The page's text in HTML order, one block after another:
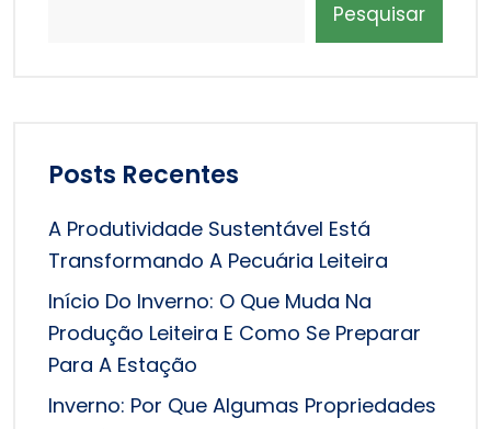
Pesquisar
Posts Recentes
A Produtividade Sustentável Está
Transformando A Pecuária Leiteira
Início Do Inverno: O Que Muda Na
Produção Leiteira E Como Se Preparar
Para A Estação
Inverno: Por Que Algumas Propriedades